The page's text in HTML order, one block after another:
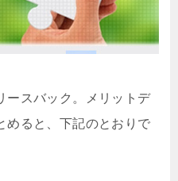
ースバック。メリットデ
めると、下記のとおりで